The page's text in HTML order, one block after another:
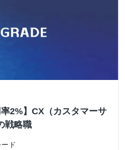
率2%】CX（カスタマーサ
戦略職
ド